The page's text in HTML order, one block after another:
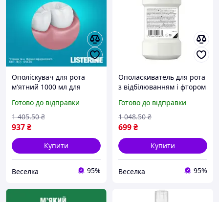
Ополіскувач для рота
м'ятний 1000 мл для
захист від нальоту
свіжість дихання FLAME
Готово до відправки
937₴
1 405.50 ₴
Купити
Веселка 95%
Ополаскиватель для рота
з відбілюванням і фтором
свіжості дихання. FLAME
Готово до відправки
699₴
1 048.50 ₴
Купити
Веселка 95%